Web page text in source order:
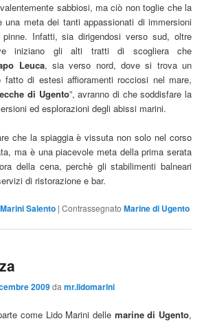
sabbiosi, ma ciò non toglie che la
una meta dei tanti appassionati di immersioni
Infatti, sia dirigendosi verso sud, oltre
iniziano gli alti tratti di scogliera che
Leuca, sia verso nord, dove si trova un
fatto di estesi affioramenti rocciosi nel mare,
di Ugento”, avranno di che soddisfare la
ed esplorazioni degli abissi marini.
che la spiaggia è vissuta non solo nel corso
ma è una piacevole meta della prima serata
della cena, perchè gli stabilimenti balneari
di ristorazione e bar.
Salento |Contrassegnato Marine di Ugento
2009damr.lidomarini
come Lido Marini delle marine di Ugento,